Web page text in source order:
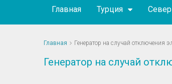
Главная Турция
Главная Генератор на случай отключения
Генератор на случай